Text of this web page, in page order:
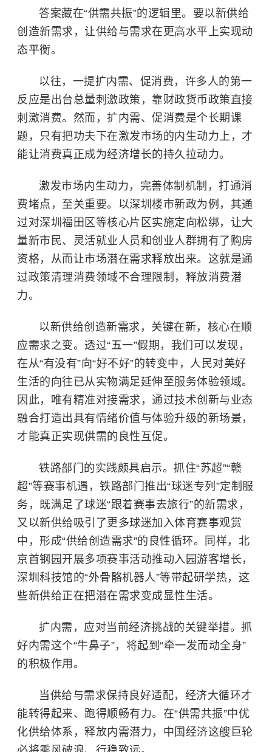
答案藏在“供需共振”的逻辑里。要以新供给
创造新需求，让供给与需求在更高水平上实现动
态平衡。
以往，一提扩内需、促消费，许多人的第一
反应是出台总量刺激政策，靠财政货币政策直接
刺激消费。然而，扩内需、促消费是个长期课
题，只有把功夫下在激发市场的内生动力上，才
能让消费真正成为经济增长的持久拉动力。
激发市场内生动力，完善体制机制，打通消
费堵点，至关重要。以深圳楼市新政为例，其通
过对深圳福田区等核心片区实施定向松绑，让大
量新市民、灵活就业人员和创业人群拥有了购房
资格，从而让市场潜在需求释放出来。这就是通
过政策清理消费领域不合理限制，释放消费潜
力。
以新供给创造新需求，关键在新，核心在顺
应需求之变。透过“五一”假期，我们可以发现，
在从“有没有”向“好不好”的转变中，人民对美好
生活的向往已从实物满足延伸至服务体验领域。
因此，唯有精准对接需求，通过技术创新与业态
融合打造出具有情绪价值与体验升级的新场景，
才能真正实现供需的良性互促。
铁路部门的实践颇具启示。抓住“苏超”“赣
超”等赛事机遇，铁路部门推出“球迷专列”定制服
务，既满足了球迷“跟着赛事去旅行”的新需求，
又以新供给吸引了更多球迷加入体育赛事观赏
中，形成“供给创造需求”的良性循环。同样，北
京首钢园开展多项赛事活动推动入园游客增长，
深圳科技馆的“外骨骼机器人”等带起研学热，这
些新供给正在把潜在需求变成显性生活。
扩内需，应对当前经济挑战的关键举措。抓
好内需这个“牛鼻子”，将起到“牵一发而动全身”
的积极作用。
当供给与需求保持良好适配，经济大循环才
能转得起来、跑得顺畅有力。在“供需共振”中优
化供给体系，释放内需潜力，中国经济这艘巨轮